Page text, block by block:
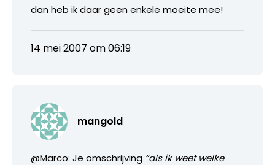
dan heb ik daar geen enkele moeite mee!
14 mei 2007 om 06:19
mangold
@Marco: Je omschrijving “als ik weet welke